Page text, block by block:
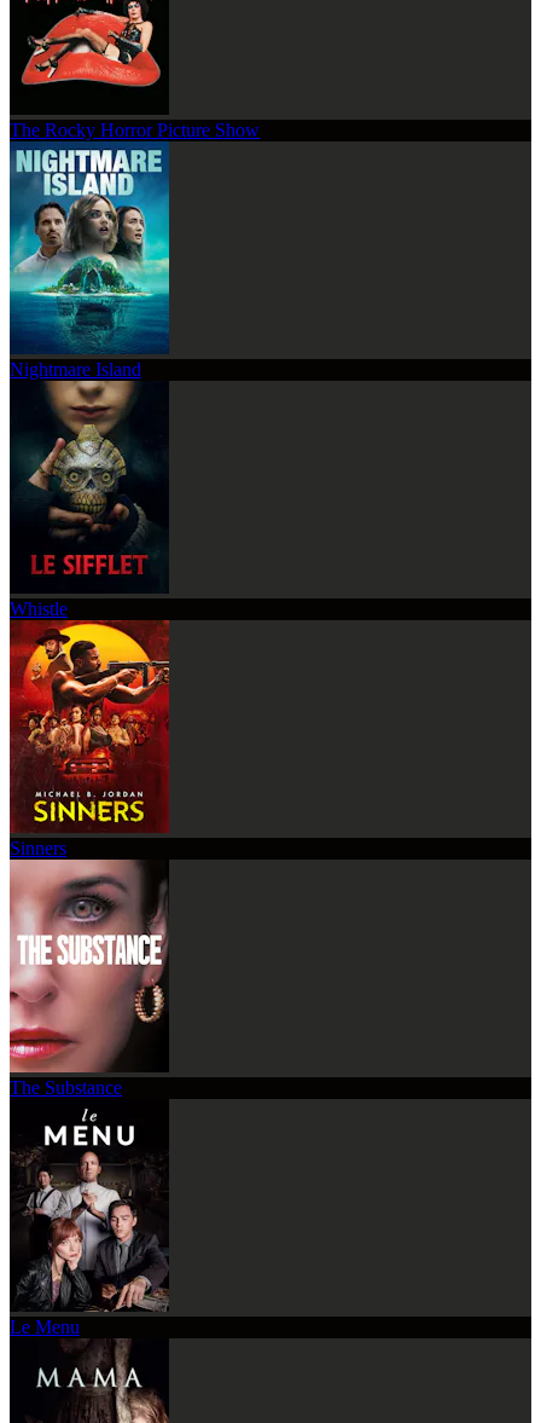
The Rocky Horror Picture Show
Nightmare Island
Whistle
Sinners
The Substance
Le Menu